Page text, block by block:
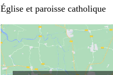
Église et paroisse catholique